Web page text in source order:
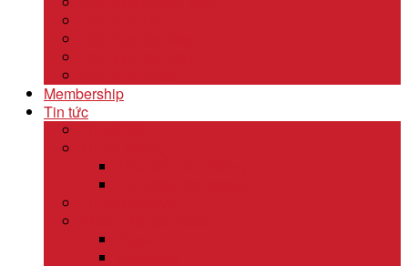
Membership
Tin tức